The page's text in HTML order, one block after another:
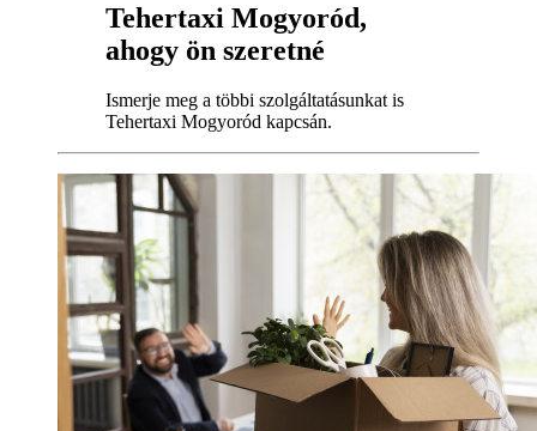
Tehertaxi Mogyoród,
ahogy ön szeretné
Ismerje meg a többi szolgáltatásunkat is
Tehertaxi Mogyoród kapcsán.